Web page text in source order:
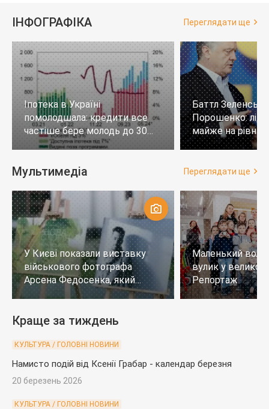
ІНФОГРАФІКА Переглядати ще
Іпотека в Україні
помолодшала: кредити все
частіше бере молодь до 30
років
Баттл
Порошенко:
майже на
тих, хто не
Мультимедіа Переглядати ще
У Києві показали виставку
військового фотографа
Арсена Федосенка, який
загинув на війні
Маленький
вулик у
Репортаж
Краще за тиждень
КУЛЬТУРА / ГОЛОВНІ НОВИНИ
Намисто подій від Ксенії Грабар - календар березня
20 березень 2026
КУЛЬТУРА / ГОЛОВНІ НОВИНИ